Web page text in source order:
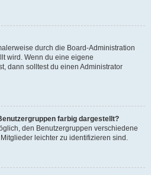
durch die Board-Administration
wird. Wenn du eine eigene
dann solltest du einen Administrator
farbig dargestellt?
den Benutzergruppen verschiedene
leichter zu identifizieren sind.